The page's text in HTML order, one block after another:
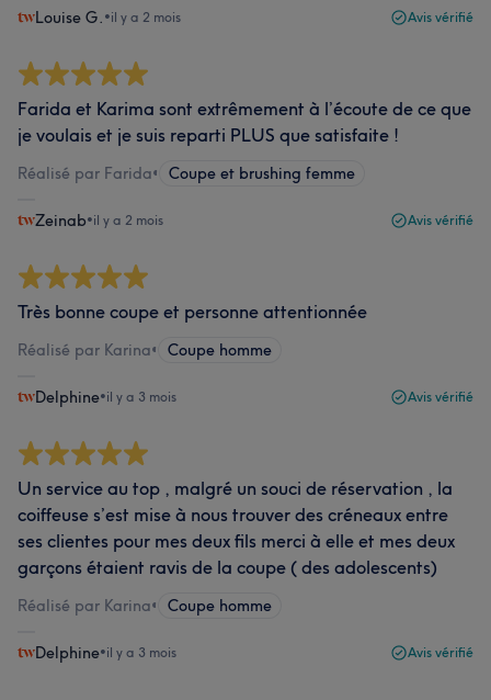
Louise G. •il y a 2 mois Avis vérifié
Farida et Karima sont extrêmement à l’écoute de ce que
je voulais et je suis reparti PLUS que satisfaite !
Réalisé par Farida• Coupe et brushing femme
Zeinab•il y a 2 mois Avis vérifié
Très bonne coupe et personne attentionnée
Réalisé par Karina• Coupe homme
Delphine•il y a 3 mois Avis vérifié
Un service au top , malgré un souci de réservation , la
coiffeuse s’est mise à nous trouver des créneaux entre
ses clientes pour mes deux fils merci à elle et mes deux
garçons étaient ravis de la coupe ( des adolescents)
Réalisé par Karina• Coupe homme
Delphine•il y a 3 mois Avis vérifié